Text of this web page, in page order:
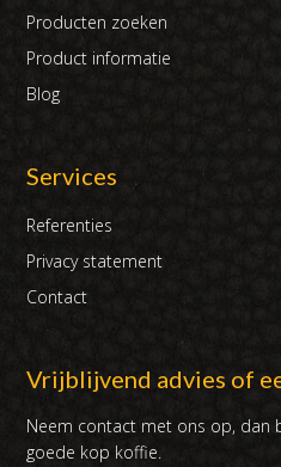
Producten zoeken
Product informatie
Blog
Services
Referenties
Privacy statement
Contact
Vrijblijvend advies of
Neem contact met ons op, dan
goede kop koffie.